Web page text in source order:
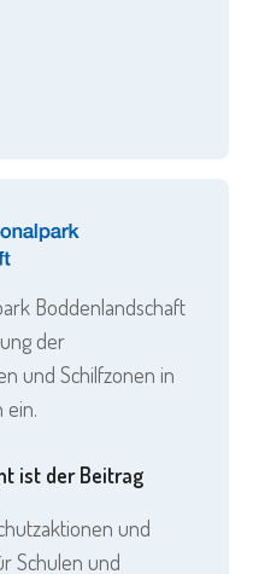
Boddenlandschaft
der
und Schilfzonen in
ein.
ist der Beitrag
und
Schulen und